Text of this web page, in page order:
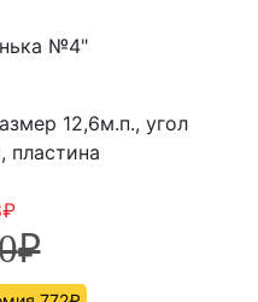
№4"
12,6м.п., угол
₽
₽